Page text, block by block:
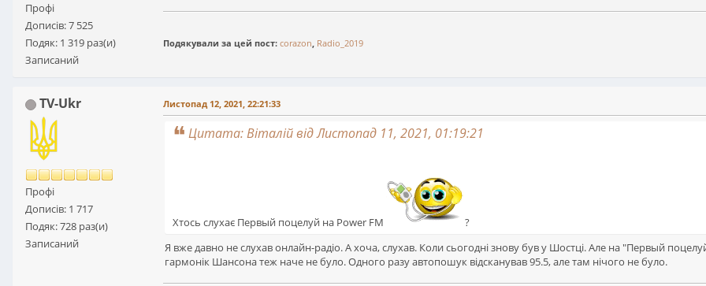
Профі
Дописів: 7 525
Подяк: 1 319 раз(и)
Записаний
Подякували за цей пост: corazon, Radio_2019
TV-Ukr
Профі
Дописів: 1 717
Подяк: 728 раз(и)
Записаний
Листопад 12, 2021, 22:21:33
Цитата: Віталій від Листопад 11, 2021, 01:19:21
Хтось слухає Первый поцелуй на Power FM
?
Я вже давно не слухав онлайн-радіо. А хоча, слухав. Коли сьогодні знову був у Шостці. Але на "Первый
гармонік Шансона теж наче не було. Одного разу автопошук відсканував 95.5, але там нічого не було.